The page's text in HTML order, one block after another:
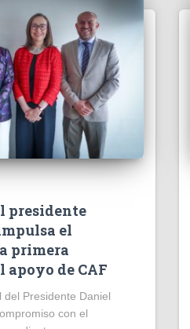
presidente
el
primera
de CAF
del Presidente Daniel
con el